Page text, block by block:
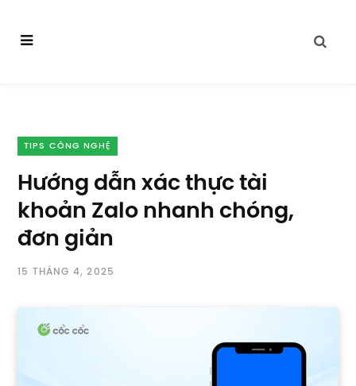
TIPS CÔNG NGHỆ
Hướng dẫn xác thực tài
khoản Zalo nhanh chóng,
đơn giản
15 THÁNG 4, 2025